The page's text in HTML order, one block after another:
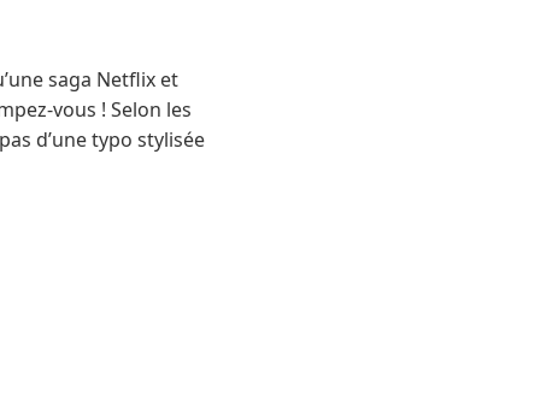
saga Netflix et
vous ! Selon les
d’une typo stylisée